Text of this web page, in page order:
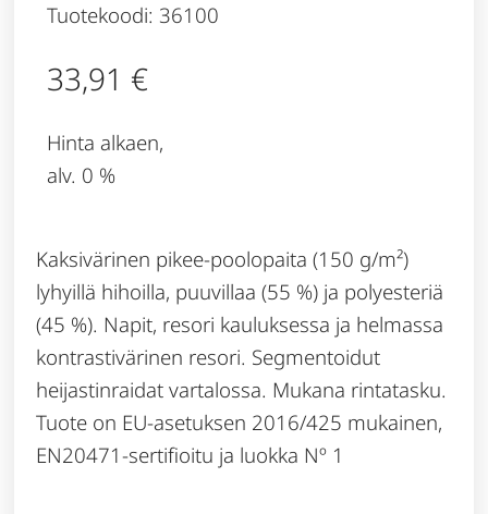
Tuotekoodi: 36100
33,91 €
Hinta alkaen,
alv. 0 %
Kaksivärinen pikee-poolopaita (150 g/m²)
lyhyillä hihoilla, puuvillaa (55 %) ja polyesteriä
(45 %). Napit, resori kauluksessa ja helmassa
kontrastivärinen resori. Segmentoidut
heijastinraidat vartalossa. Mukana rintatasku.
Tuote on EU-asetuksen 2016/425 mukainen,
EN20471-sertifioitu ja luokka Nº 1